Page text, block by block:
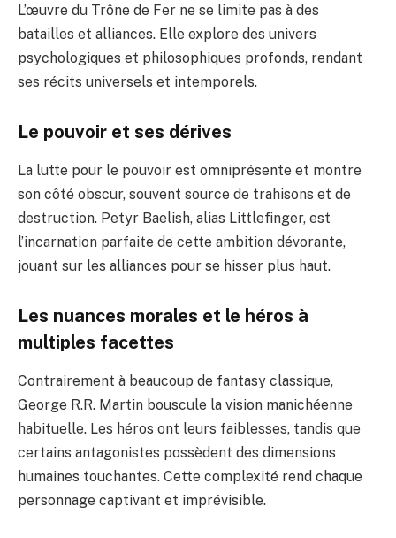
L’œuvre du Trône de Fer ne se limite pas à des
batailles et alliances. Elle explore des univers
psychologiques et philosophiques profonds, rendant
ses récits universels et intemporels.
Le pouvoir et ses dérives
La lutte pour le pouvoir est omniprésente et montre
son côté obscur, souvent source de trahisons et de
destruction. Petyr Baelish, alias Littlefinger, est
l’incarnation parfaite de cette ambition dévorante,
jouant sur les alliances pour se hisser plus haut.
Les nuances morales et le héros à
multiples facettes
Contrairement à beaucoup de fantasy classique,
George R.R. Martin bouscule la vision manichéenne
habituelle. Les héros ont leurs faiblesses, tandis que
certains antagonistes possèdent des dimensions
humaines touchantes. Cette complexité rend chaque
personnage captivant et imprévisible.